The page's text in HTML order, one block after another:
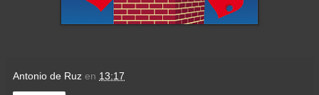
Antonio de Ruz en 13:17